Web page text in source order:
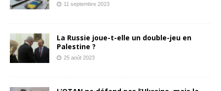
11 septembre 2023
La Russie joue-t-elle un double-jeu en
Palestine ?
25 août 2023